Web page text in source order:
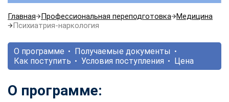
Главная Профессиональная переподготовка Медицина
Психиатрия-наркология
О программе
Получаемые документы
Как поступить
Условия поступления Цена
О программе: